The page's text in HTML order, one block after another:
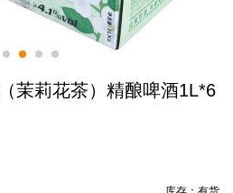
茉莉花茶）精酿啤酒1L*6